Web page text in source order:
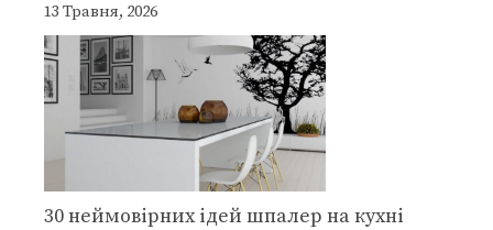
13 Травня, 2026
30 неймовірних ідей шпалер на кухні